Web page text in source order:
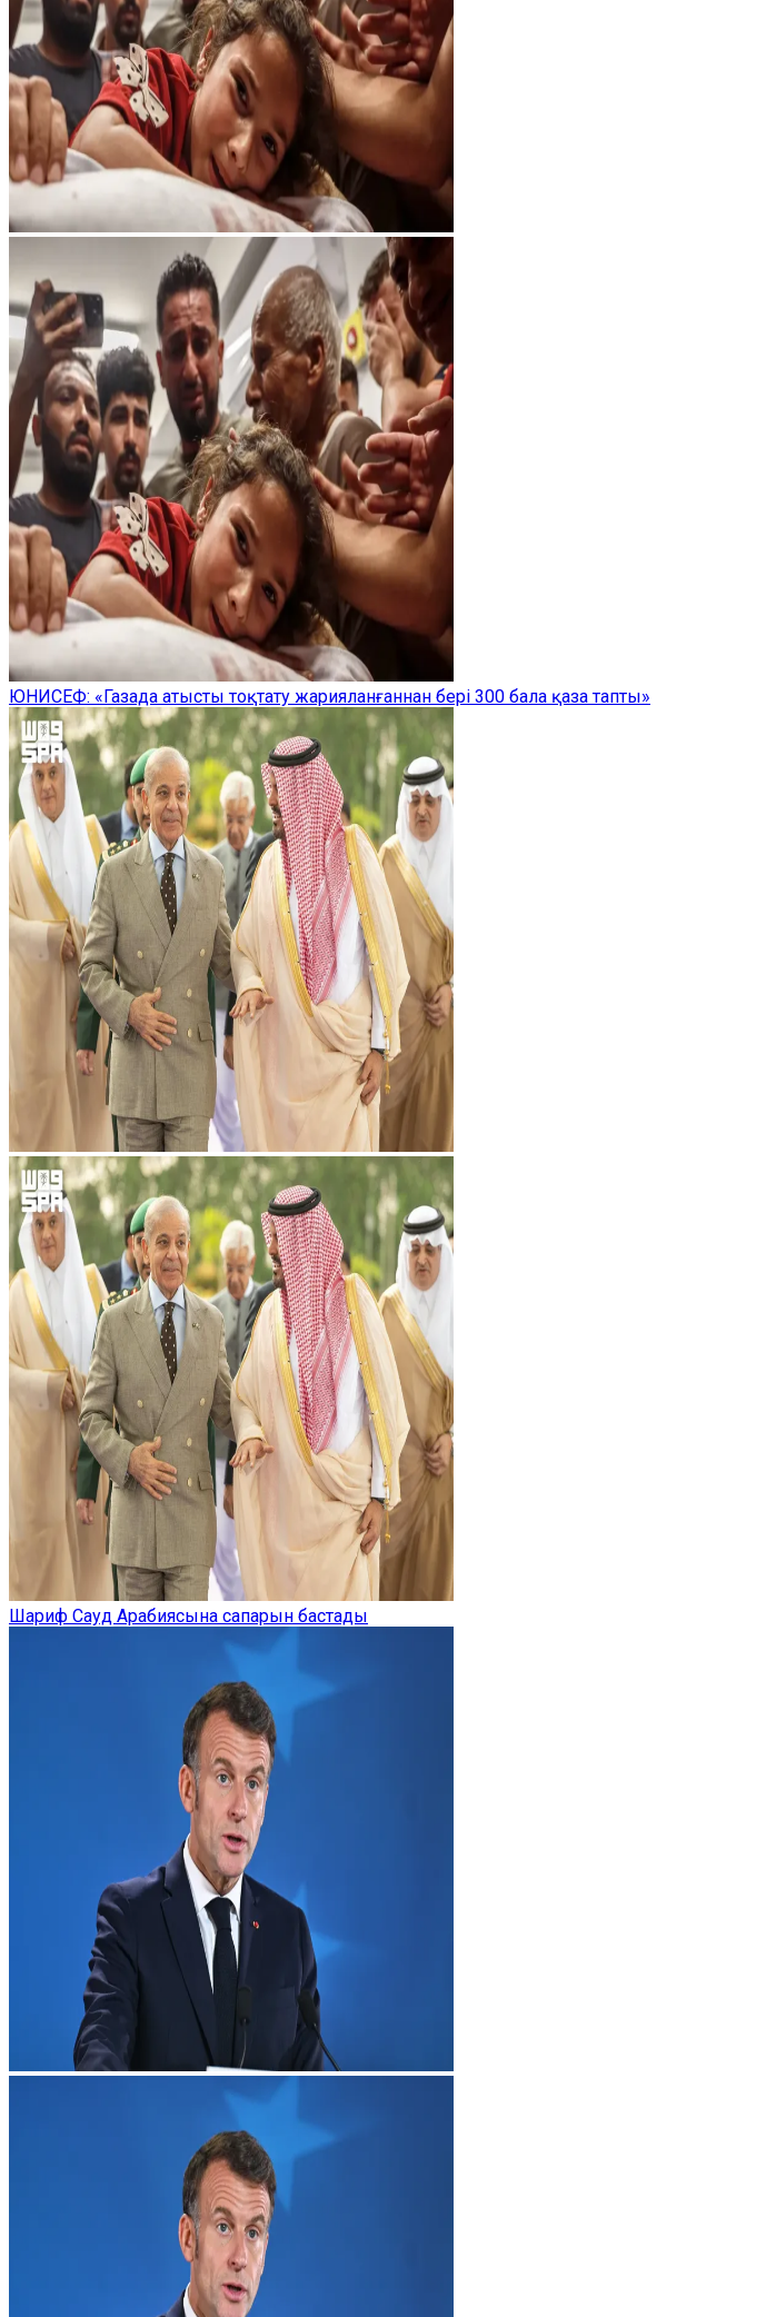
ЮНИСЕФ: «Газада атысты тоқтату жарияланғаннан бері 300 бала қаза тапты»
Шариф Сауд Арабиясына сапарын бастады